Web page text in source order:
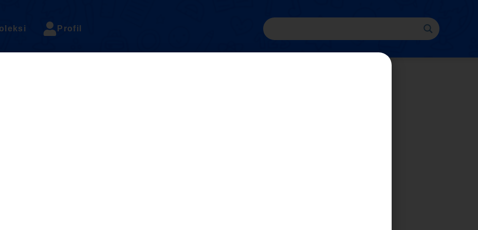
Profil
dan peratus ( latihan 1 )